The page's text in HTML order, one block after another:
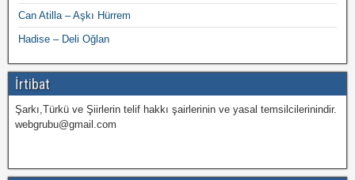
Can Atilla – Aşkı Hürrem
Hadise – Deli Oğlan
İrtibat
Şarkı,Türkü ve Şiirlerin telif hakkı şairlerinin ve yasal temsilcilerinindir.
webgrubu@gmail.com